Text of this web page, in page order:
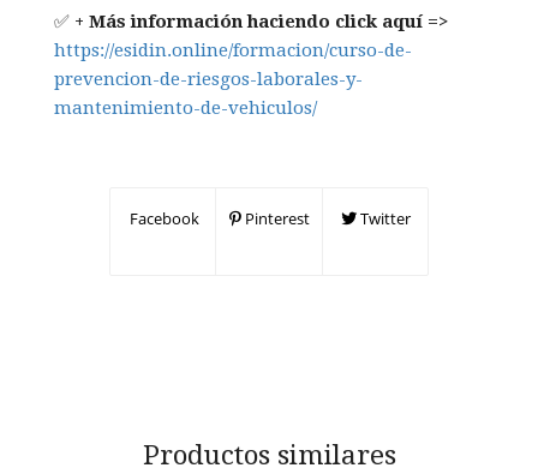
✅ + Más información haciendo click aquí =>
https://esidin.online/formacion/curso-de-
prevencion-de-riesgos-laborales-y-
mantenimiento-de-vehiculos/
Facebook Pinterest Twitter
Productos similares